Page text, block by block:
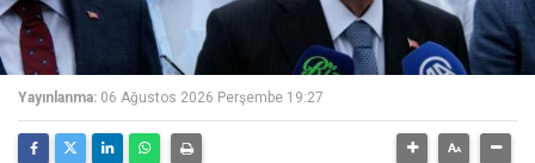
Yayınlanma: 06 Ağustos 2026 Perşembe 19:27